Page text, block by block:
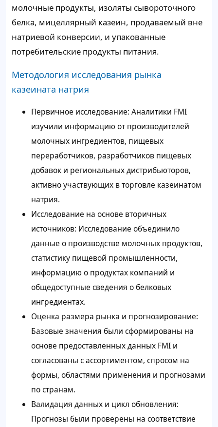
молочные продукты, изоляты сывороточного
белка, мицеллярный казеин, продаваемый вне
натриевой конверсии, и упакованные
потребительские продукты питания.
Методология исследования рынка
казеината натрия
Первичное исследование: Аналитики FMI
изучили информацию от производителей
молочных ингредиентов, пищевых
переработчиков, разработчиков пищевых
добавок и региональных дистрибьюторов,
активно участвующих в торговле казеинатом
натрия.
Исследование на основе вторичных
источников: Исследование объединило
данные о производстве молочных продуктов,
статистику пищевой промышленности,
информацию о продуктах компаний и
общедоступные сведения о белковых
ингредиентах.
Оценка размера рынка и прогнозирование:
Базовые значения были сформированы на
основе предоставленных данных FMI и
согласованы с ассортиментом, спросом на
формы, областями применения и прогнозами
по странам.
Валидация данных и цикл обновления:
Прогнозы были проверены на соответствие